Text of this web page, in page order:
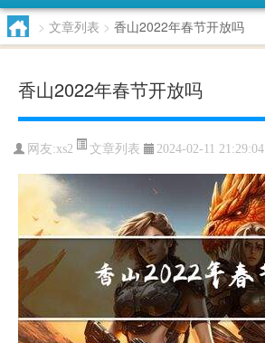
> 文章列表 > 香山2022年春节开放吗
香山2022年春节开放吗
网友:xs2 文章列表 2024-02-11 21:29:04